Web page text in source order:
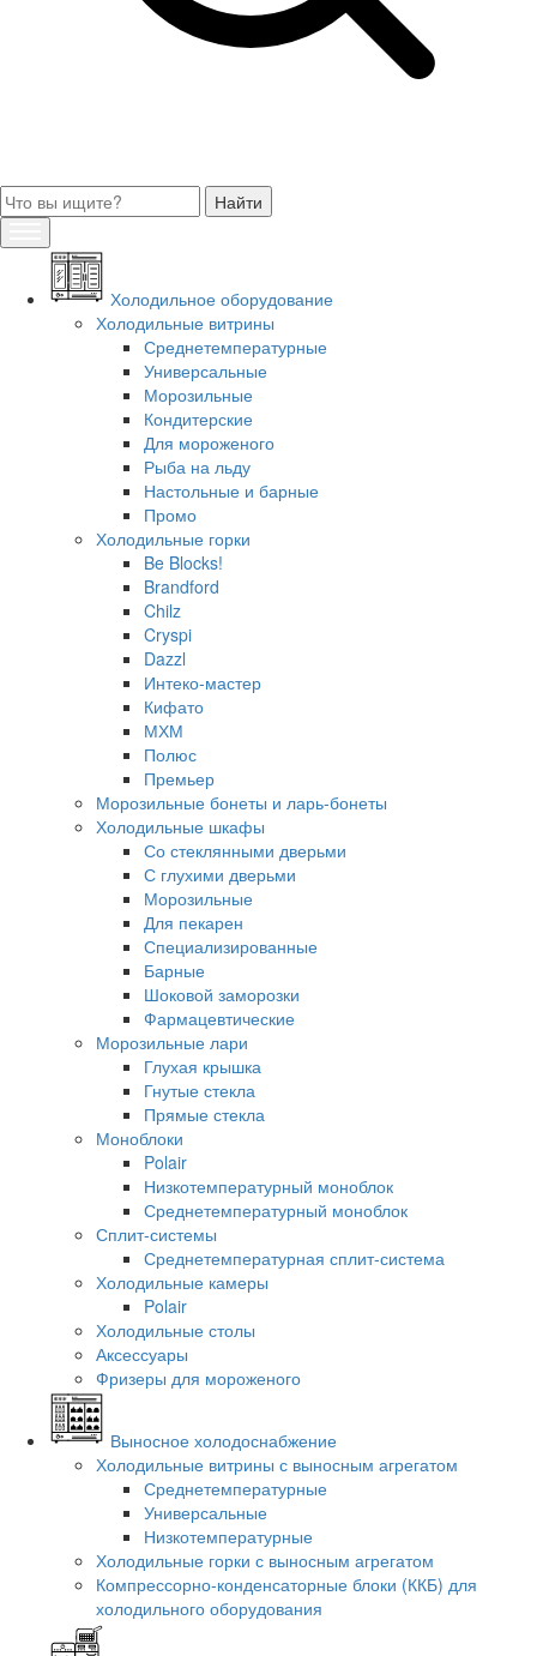
Холодильное оборудование
Холодильные витрины
Среднетемпературные
Универсальные
Морозильные
Кондитерские
Для мороженого
Рыба на льду
Настольные и барные
Промо
Холодильные горки
Be Blocks!
Brandford
Chilz
Cryspi
Dazzl
Интеко-мастер
Кифато
МХМ
Полюс
Премьер
Морозильные бонеты и ларь-бонеты
Холодильные шкафы
Со стеклянными дверьми
С глухими дверьми
Морозильные
Для пекарен
Специализированные
Барные
Шоковой заморозки
Фармацевтические
Морозильные лари
Глухая крышка
Гнутые стекла
Прямые стекла
Моноблоки
Polair
Низкотемпературный моноблок
Среднетемпературный моноблок
Сплит-системы
Среднетемпературная сплит-система
Холодильные камеры
Polair
Холодильные столы
Аксессуары
Фризеры для мороженого
Выносное холодоснабжение
Холодильные витрины с выносным агрегатом
Среднетемпературные
Универсальные
Низкотемпературные
Холодильные горки с выносным агрегатом
Компрессорно-конденсаторные блоки (ККБ) для
холодильного оборудования